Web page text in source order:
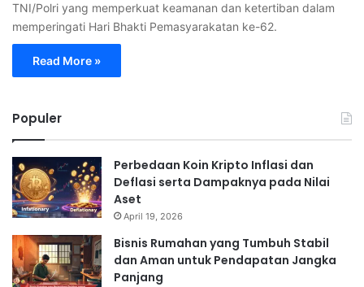
TNI/Polri yang memperkuat keamanan dan ketertiban dalam
memperingati Hari Bhakti Pemasyarakatan ke-62.
Read More »
Populer
Perbedaan Koin Kripto Inflasi dan
Deflasi serta Dampaknya pada Nilai
Aset
April 19, 2026
Bisnis Rumahan yang Tumbuh Stabil
dan Aman untuk Pendapatan Jangka
Panjang